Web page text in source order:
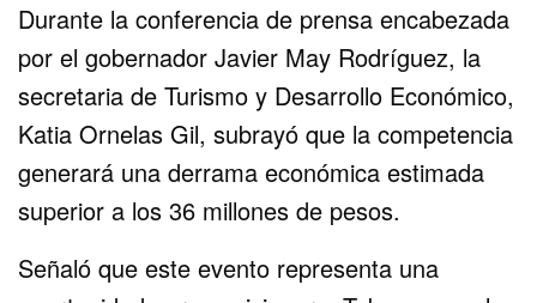
Durante la conferencia de prensa encabezada
por el gobernador Javier May Rodríguez, la
secretaria de Turismo y Desarrollo Económico,
Katia Ornelas Gil, subrayó que la competencia
generará una derrama económica estimada
superior a los 36 millones de pesos.
Señaló que este evento representa una